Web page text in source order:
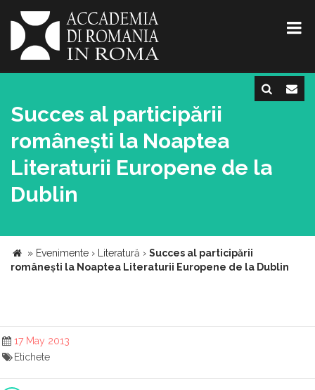
Succes al participării
românești la Noaptea
Literaturii Europene de la
Dublin
» Evenimente › Literatură › Succes al participării
românești la Noaptea Literaturii Europene de la Dublin
17 May 2013
Etichete